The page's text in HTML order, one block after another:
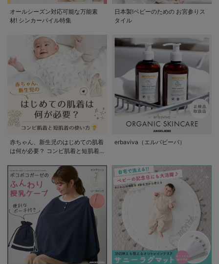
オールシーズン対応可能な万能素
材! シンカーパイル特集
日本製!ベビーのための お宮参りス
タイル
赤ちゃん、新生児のはじめての肌着
は何が必要？ コンビ肌着と短肌着
erbaviva（エルバビーバ）